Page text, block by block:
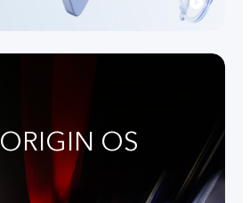
ORIGIN OS